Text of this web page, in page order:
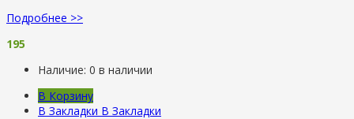
Подробнее >>
195
Наличие: 0 в наличии
В Корзину
В Закладки В Закладки